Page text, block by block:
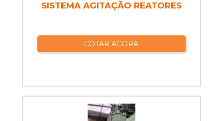
SISTEMA AGITAÇÃO REATORES
COTAR AGORA